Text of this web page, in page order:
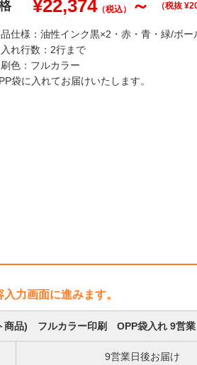
¥22,374（税込） ～ （税抜 ¥
仕様：油性インク黒×2・赤・青・緑/ボー
れ行数：2行まで
色：フルカラー
袋に入れてお届けいたします。
力画面に進みます。
商品) フルカラー印刷 OPP袋入れ 9営業
9営業日後お届け